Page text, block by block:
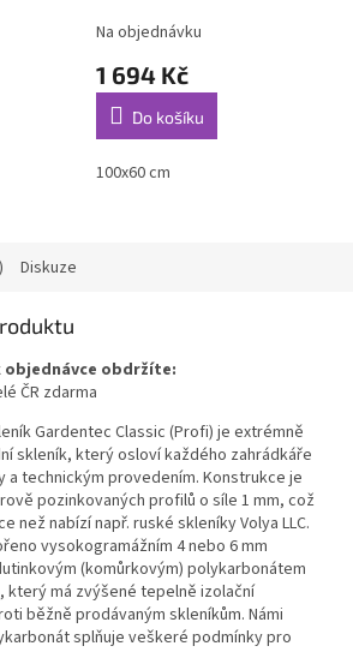
Na objednávku
1 694 Kč
Do košíku
100x60 cm
Diskuze
objednávce obdržíte:
ČR zdarma
Gardentec Classic (Profi) je extrémně
skleník, který osloví každého zahrádkáře
a technickým provedením. Konstrukce je
pozinkovaných profilů o síle 1 mm, což
než nabízí např. ruské skleníky Volya LLC.
vysokogramážním 4 nebo 6 mm
(komůrkovým) polykarbonátem
který má zvýšené tepelně izolační
běžně prodávaným skleníkům. Námi
splňuje veškeré podmínky pro